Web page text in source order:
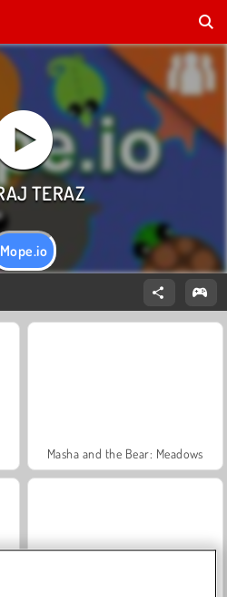
Mope.io
Masha and the Bear: Meadows